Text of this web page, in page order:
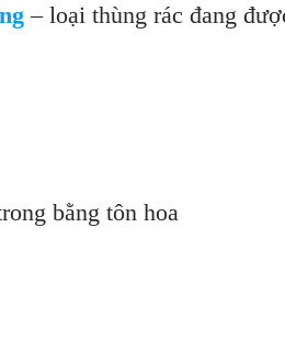
– loại thùng rác đang
bằng tôn hoa